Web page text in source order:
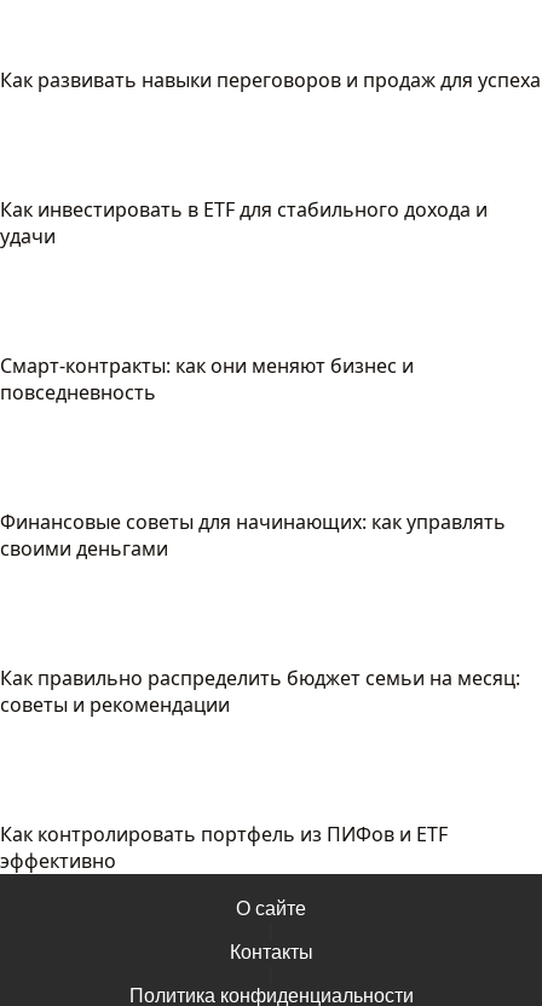
Как развивать навыки переговоров и продаж для успеха
Как инвестировать в ETF для стабильного дохода и
удачи
Смарт-контракты: как они меняют бизнес и
повседневность
Финансовые советы для начинающих: как управлять
своими деньгами
Как правильно распределить бюджет семьи на месяц:
советы и рекомендации
Как контролировать портфель из ПИФов и ETF
эффективно
О сайте
Контакты
Политика конфиденциальности